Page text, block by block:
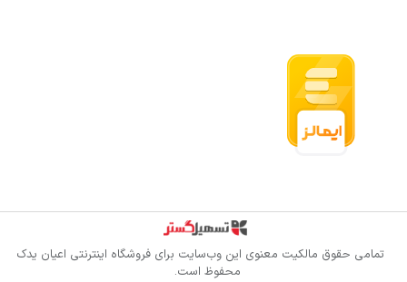
تمامی حقوق مالکیت معنوی این وب‌سایت برایفروشگاه اینترنتی اعیان یدک
محفوظ است.